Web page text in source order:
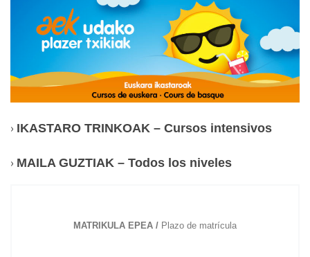
› IKASTARO TRINKOAK – Cursos intensivos
› MAILA GUZTIAK – Todos los niveles
MATRIKULA EPEA / Plazo de matrícula